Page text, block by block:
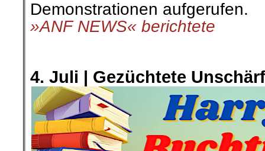
und der Kampf um die öffentliche
Jens Wernicke
Die
danken den
KikiRebel, Rui-Filipe, Sascha,
Reinhold u.